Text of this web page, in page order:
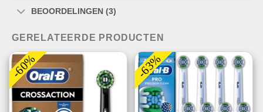
BEOORDELINGEN (3)
GERELATEERDE PRODUCTEN
-60% -63%